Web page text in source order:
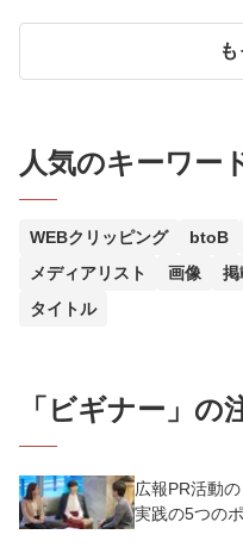
人気のキーワー
WEBクリッピング btoB
メディアリスト
画像 掲
タイトル
「ビギナー 」の
広報PR活動
実践の5つの